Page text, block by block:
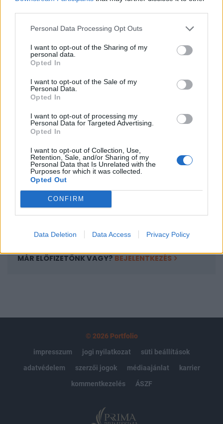
Personal Data Processing Opt Outs
I want to opt-out of the Sharing of my
personal data.
Opted In
I want to opt-out of the Sale of my
Personal Data.
Opted In
I want to opt-out of processing my
Personal Data for Targeted Advertising.
Opted In
I want to opt-out of Collection, Use,
Retention, Sale, and/or Sharing of my
Personal Data that Is Unrelated with the
Purposes for which it was collected.
Opted Out
CONFIRM
Data Deletion Data Access Privacy Policy
jelentősen meghaladja a jegybanki középtávú célkitűzését.
hogy elérje a 2025-re kitűzött 4%-os inflációs célt” –
mondta a jegybank elnöke....
KEDVES OLVASÓNK!
A keresett cikk a portfolio.hu hírarchívumához
tartozik, melynek olvasása előfizetéses
Az előfizetés a következőket tartalmazza:
Portfolio.hu teljes cikkarchívum
Kötéslisták: BÉT elmúlt 2 év napon belüli
kötéslistái
MÁR ELŐFIZETŐNK VAGY? BEJELENTKEZÉS
© 2026 Portfolio
impresszum
jogi nyilatkozat
süti beállítások
adatvédelem
szerzői jogok médiaajánlat
karrier
kommentkezelés
ÁSZF